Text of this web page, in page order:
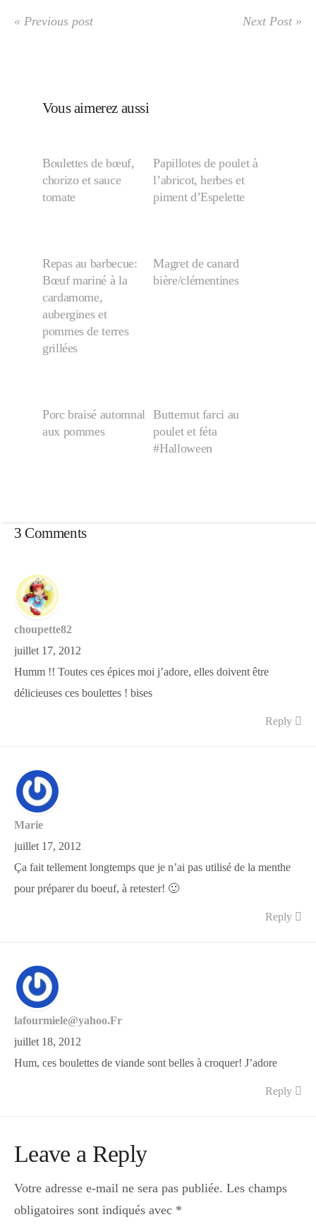
« Previous post Next Post »
Vous aimerez aussi
Boulettes de bœuf,
chorizo et sauce
tomate
Papillotes de poulet à
l’abricot, herbes et
piment d’Espelette
Repas au barbecue:
Bœuf mariné à la
cardamome,
aubergines et
pommes de terres
grillées
Magret de canard
bière/clémentines
Porc braisé automnal
aux pommes
Butternut farci au
poulet et féta
#Halloween
3 Comments
choupette82
juillet 17, 2012
Humm !! Toutes ces épices moi j’adore, elles doivent être
délicieuses ces boulettes ! bises
Reply
Marie
juillet 17, 2012
Ça fait tellement longtemps que je n’ai pas utilisé de la menthe
pour préparer du boeuf, à retester! 🙂
Reply
lafourmiele@yahoo.Fr
juillet 18, 2012
Hum, ces boulettes de viande sont belles à croquer! J’adore
Reply
Leave a Reply
Votre adresse e-mail ne sera pas publiée. Les champs
obligatoires sont indiqués avec *